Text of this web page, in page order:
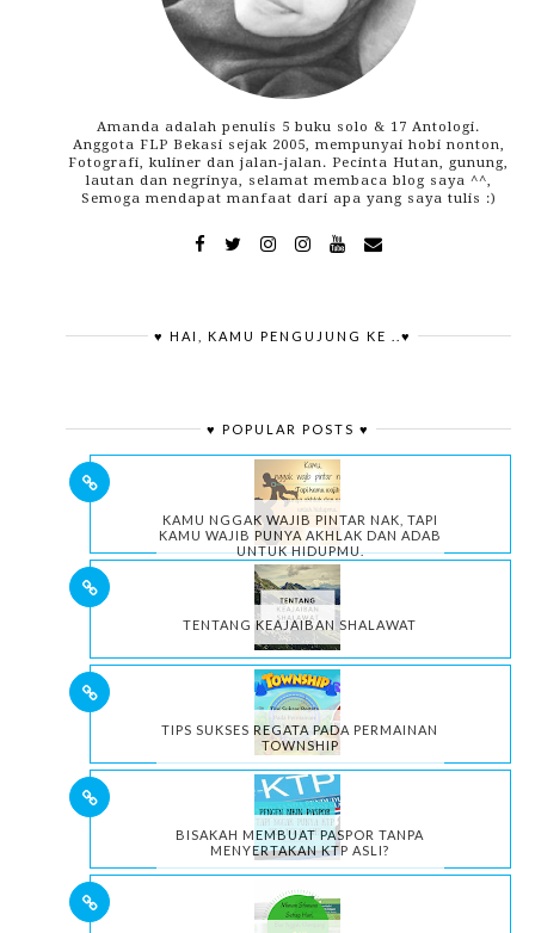
Amanda adalah penulis 5 buku solo & 17 Antologi.
Anggota FLP Bekasi sejak 2005, mempunyai hobi nonton,
Fotografi, kuliner dan jalan-jalan. Pecinta Hutan, gunung,
lautan dan negrinya, selamat membaca blog saya ^^,
Semoga mendapat manfaat dari apa yang saya tulis :)
♥ HAI, KAMU PENGUJUNG KE ..♥
♥ POPULAR POSTS ♥
KAMU NGGAK WAJIB PINTAR NAK, TAPI
KAMU WAJIB PUNYA AKHLAK DAN ADAB
UNTUK HIDUPMU.
TENTANG KEAJAIBAN SHALAWAT
TIPS SUKSES REGATA PADA PERMAINAN
TOWNSHIP
BISAKAH MEMBUAT PASPOR TANPA
MENYERTAKAN KTP ASLI?